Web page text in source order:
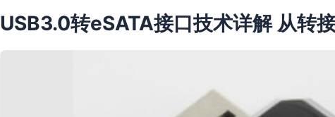
USB3.0转eSATA接口技术详解 从转